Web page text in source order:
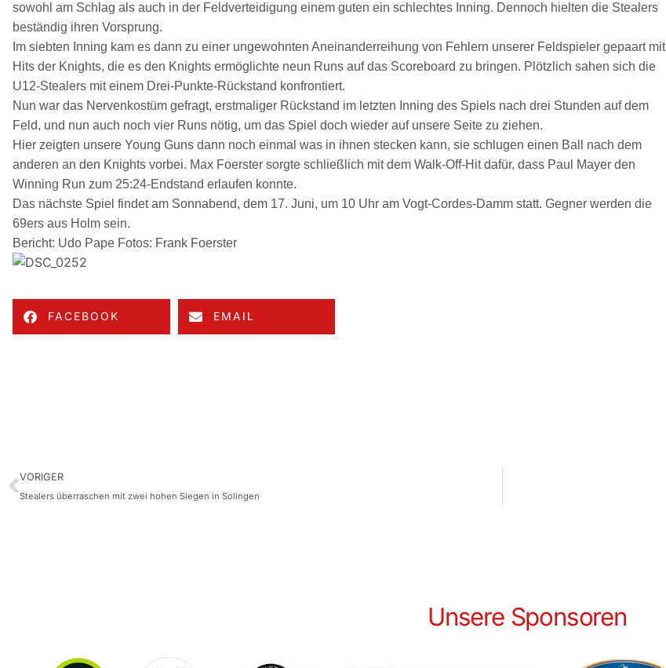
sowohl am Schlag als auch in der Feldverteidigung einem guten ein schlechtes Inning. Dennoch hielten die Stealers
beständig ihren Vorsprung.
Im siebten Inning kam es dann zu einer ungewohnten Aneinanderreihung von Fehlern unserer Feldspieler gepaart mit
Hits der Knights, die es den Knights ermöglichte neun Runs auf das Scoreboard zu bringen. Plötzlich sahen sich die
U12-Stealers mit einem Drei-Punkte-Rückstand konfrontiert.
Nun war das Nervenkostüm gefragt, erstmaliger Rückstand im letzten Inning des Spiels nach drei Stunden auf dem
Feld, und nun auch noch vier Runs nötig, um das Spiel doch wieder auf unsere Seite zu ziehen.
Hier zeigten unsere Young Guns dann noch einmal was in ihnen stecken kann, sie schlugen einen Ball nach dem
anderen an den Knights vorbei. Max Foerster sorgte schließlich mit dem Walk-Off-Hit dafür, dass Paul Mayer den
Winning Run zum 25:24-Endstand erlaufen konnte.
Das nächste Spiel findet am Sonnabend, dem 17. Juni, um 10 Uhr am Vogt-Cordes-Damm statt. Gegner werden die
69ers aus Holm sein.
Bericht: Udo Pape Fotos: Frank Foerster
FACEBOOK EMAIL
VORIGER
Stealers überraschen mit zwei hohen Siegen in Solingen
Unsere Sponsoren